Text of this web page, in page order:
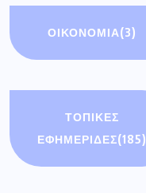
ΟΙΚΟΝΟΜΊΑ(3)
ΤΟΠΙΚΕΣ
ΕΦΗΜΕΡΙΔΕΣ(185)